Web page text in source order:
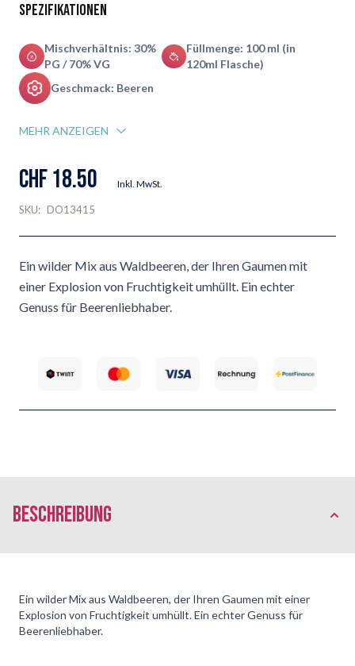
Spezifikationen
Mischverhältnis: 30%
PG / 70% VG
Füllmenge: 100 ml (in
120ml Flasche)
Geschmack: Beeren
MEHR ANZEIGEN
CHF 18.50 Inkl. MwSt.
SKU: DO13415
Ein wilder Mix aus Waldbeeren, der Ihren Gaumen mit
einer Explosion von Fruchtigkeit umhüllt. Ein echter
Genuss für Beerenliebhaber.
Beschreibung
Ein wilder Mix aus Waldbeeren, der Ihren Gaumen mit einer
Explosion von Fruchtigkeit umhüllt. Ein echter Genuss für
Beerenliebhaber.